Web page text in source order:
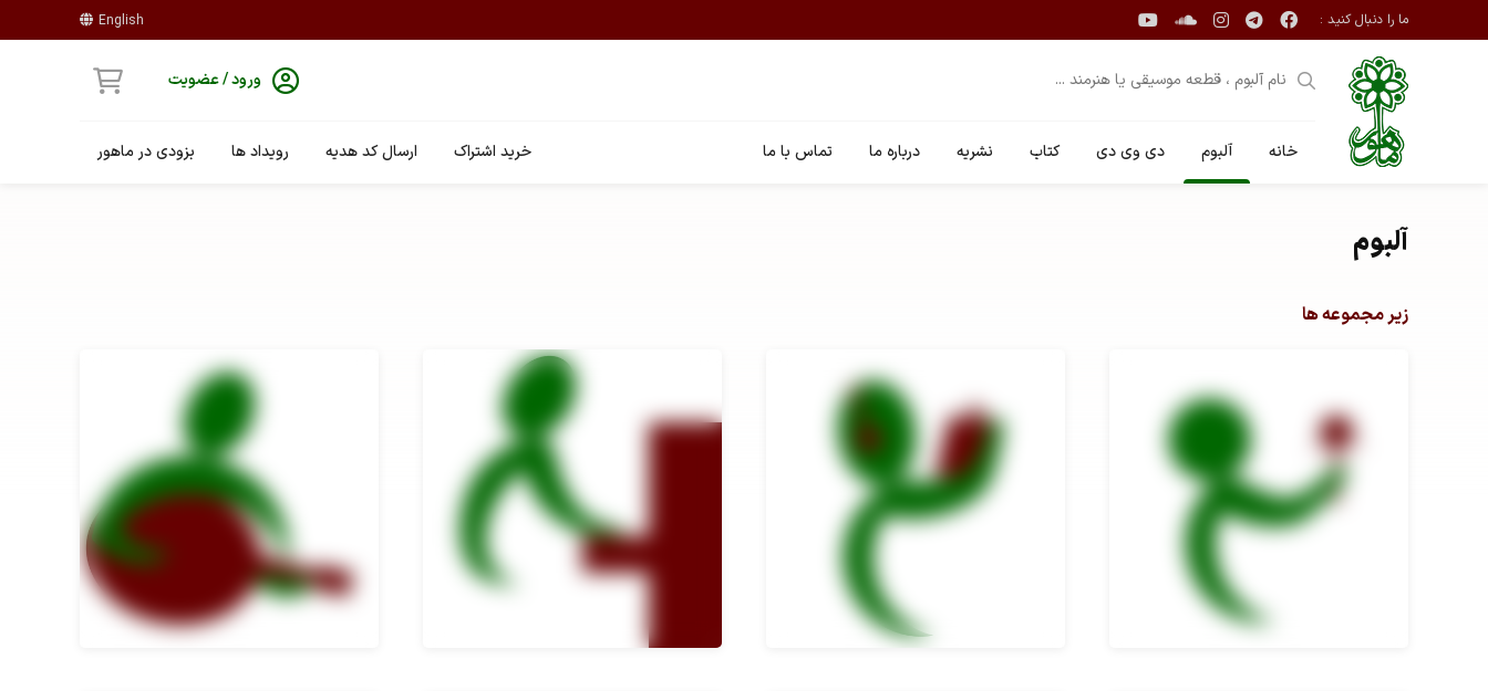
ما را دنبال کنید : English
ورود / عضویت
خانه آلبوم دی وی دی کتاب نشریه درباره ما تماس با ما خرید اشتراک ارسال کد هدیه رویداد ها بزودی در ماهور
آلبوم
زیر مجموعه ها